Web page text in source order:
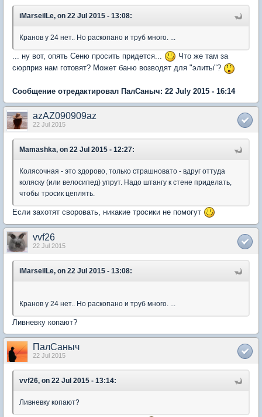
iMarseilLe, on 22 Jul 2015 - 13:08:
Кранов у 24 нет.. Но раскопано и труб много. ...
... ну вот, опять Сеню просить придется...
Что же там за
сюрприз нам готовят? Может баню возводят для "элиты"?
Сообщение отредактировал ПалСаныч: 22 July 2015 - 16:14
azAZ090909az
22 Jul 2015
Mamashka, on 22 Jul 2015 - 12:27:
Колясочная - это здорово, только страшновато - вдруг оттуда
коляску (или велосипед) упрут. Надо штангу к стене приделать,
чтобы тросик цеплять.
Если захотят своровать, никакие тросики не помогут
vvf26
22 Jul 2015
iMarseilLe, on 22 Jul 2015 - 13:08:
Кранов у 24 нет.. Но раскопано и труб много. ...
Ливневку копают?
ПалСаныч
22 Jul 2015
vvf26, on 22 Jul 2015 - 13:14:
Ливневку копают?